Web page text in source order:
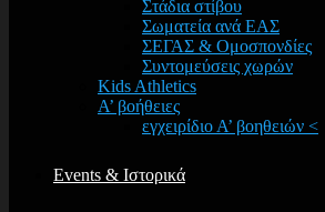
Στάδια στίβου
Σωματεία ανά ΕΑΣ
ΣΕΓΑΣ & Ομοσπονδίες
Συντομεύσεις χωρών
Kids Athletics
Α’ βοήθειες
εγχειρίδιο Α’ βοηθειών <
Events & Ιστορικά